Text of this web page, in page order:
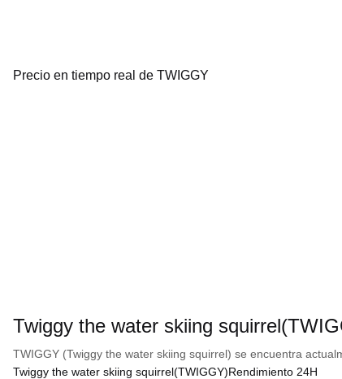
Precio en tiempo real de TWIGGY
Twiggy the water skiing
TWIGGY (Twiggy the water skiing squirrel) se encuentra
Twiggy the water skiing squirrel(TWIGGY)Rendimiento 24H